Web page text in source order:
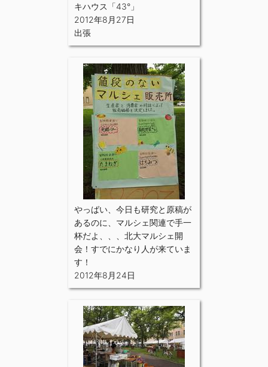
キハウス「43°」
2012年8月27日
出張
やっばい、今日も研究と原稿が
あるのに、マルシェ関連で手一
杯だよ、、、北大マルシェ開
会！すでにかなり人が来ていま
す！
2012年8月24日